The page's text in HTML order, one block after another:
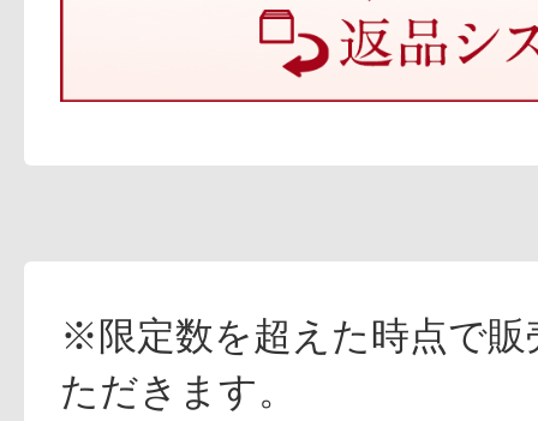
※限定数を超えた時点で販
ただきます。